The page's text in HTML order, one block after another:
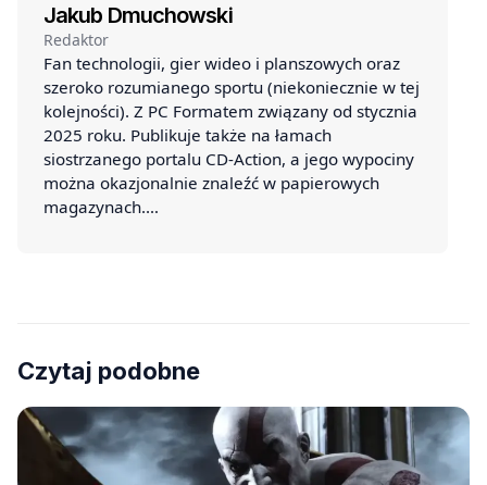
Jakub Dmuchowski
Redaktor
Fan technologii, gier wideo i planszowych oraz
szeroko rozumianego sportu (niekoniecznie w tej
kolejności). Z PC Formatem związany od stycznia
2025 roku. Publikuje także na łamach
siostrzanego portalu CD-Action, a jego wypociny
można okazjonalnie znaleźć w papierowych
magazynach.…
Czytaj podobne